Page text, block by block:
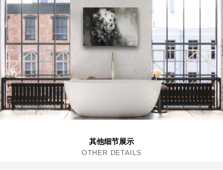
其他细节展示
OTHER DETAILS